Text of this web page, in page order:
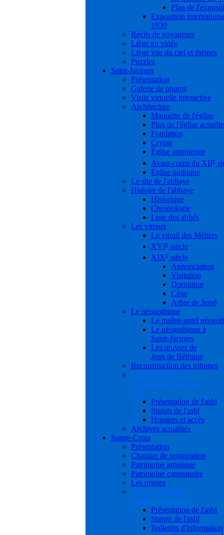
Plan de
Exposition
1930
Récits de voyageurs
Liège en vidéo
Liège vue du ciel et thèmes
Puzzles
Saint-Jacques
Présentation
Galerie de photos
Visite virtuelle interactive
Architecture
Maquette de l'église
Plan de l'église actuelle
Fondation
Crypte
Église ottonienne
Avant-corps du XIIe
Église gothique
Le site de l'abbaye
Histoire de l'abbaye
Historique
Chronologie
Liste des abbés
Les vitraux
Le vitrail des Métiers
XVIesiècle
XIXesiècle
Annonciation
Visitation
Dormition
Cène
Arbre de Jessé
Le néogothique
Le maître-autel
Le néogothique à
Saint-Jacques
Les œuvres de
Jean de Béthune
Reconstruction des tribunes
Les guides de
Saint-Jacques à Liège
asbl
Présentation de l'asbl
Statuts de l'asbl
Horaires et accès
Archives actualités
Sainte-Croix
Présentation
Chantier de restauration
Patrimoine artistique
Patrimoine campanaire
Les orgues
S.O.S. Collégiale
Sainte-Croix asbl
Présentation de l'asbl
Statuts de l'asbl
Bulletins d'information